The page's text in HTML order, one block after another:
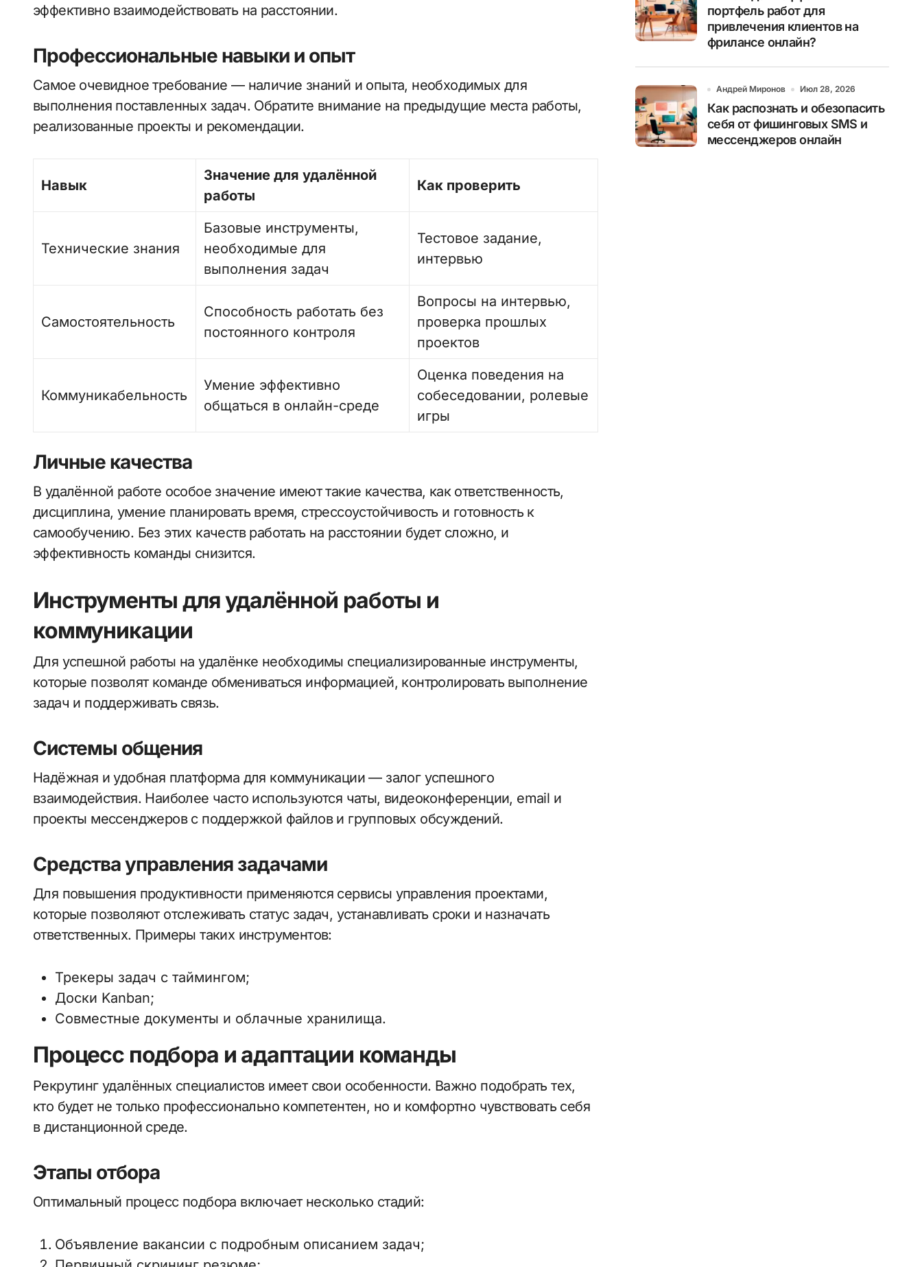
эффективно взаимодействовать на расстоянии.
Профессиональные навыки и опыт
Самое очевидное требование — наличие знаний и опыта, необходимых для
выполнения поставленных задач. Обратите внимание на предыдущие места работы,
реализованные проекты и рекомендации.
Навык
Значение для удалённой
работы
Как проверить
Технические знания
Базовые инструменты,
необходимые для
выполнения задач
Тестовое задание,
интервью
Самостоятельность
Способность работать без
постоянного контроля
Вопросы на интервью,
проверка прошлых
проектов
Коммуникабельность
Умение эффективно
общаться в онлайн-среде
Оценка поведения на
собеседовании, ролевые
игры
Личные качества
В удалённой работе особое значение имеют такие качества, как ответственность,
дисциплина, умение планировать время, стрессоустойчивость и готовность к
самообучению. Без этих качеств работать на расстоянии будет сложно, и
эффективность команды снизится.
Инструменты для удалённой работы и
коммуникации
Для успешной работы на удалёнке необходимы специализированные инструменты,
которые позволят команде обмениваться информацией, контролировать выполнение
задач и поддерживать связь.
Системы общения
Надёжная и удобная платформа для коммуникации — залог успешного
взаимодействия. Наиболее часто используются чаты, видеоконференции, email и
проекты мессенджеров с поддержкой файлов и групповых обсуждений.
Средства управления задачами
Для повышения продуктивности применяются сервисы управления проектами,
которые позволяют отслеживать статус задач, устанавливать сроки и назначать
ответственных. Примеры таких инструментов:
Трекеры задач с таймингом;
Доски Kanban;
Совместные документы и облачные хранилища.
Процесс подбора и адаптации команды
Рекрутинг удалённых специалистов имеет свои особенности. Важно подобрать тех,
кто будет не только профессионально компетентен, но и комфортно чувствовать себя
в дистанционной среде.
Этапы отбора
Оптимальный процесс подбора включает несколько стадий:
Объявление вакансии с подробным описанием задач;
портфель работ для
привлечения клиентов на
фрилансе онлайн?
Андрей Миронов Июл 28, 2026
Как распознать и обезопасить
себя от фишинговых SMS и
мессенджеров онлайн